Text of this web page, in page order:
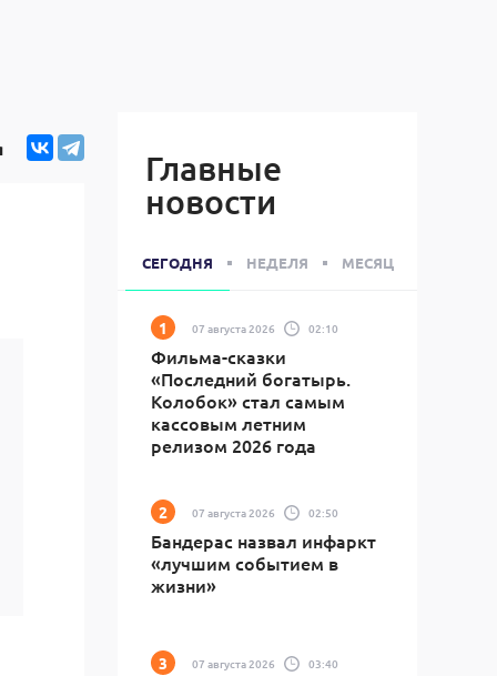
Главные
новости
СЕГОДНЯ НЕДЕЛЯ МЕСЯЦ
07 августа 2026 02:10
Фильма-сказки
«Последний богатырь.
Колобок» стал самым
кассовым летним
релизом 2026 года
07 августа 2026 02:50
Бандерас назвал инфаркт
«лучшим событием в
жизни»
07 августа 2026 03:40